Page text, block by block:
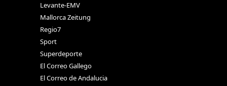
Levante-EMV
Mallorca Zeitung
Regio7
Sport
Superdeporte
El Correo Gallego
El Correo de Andalucia